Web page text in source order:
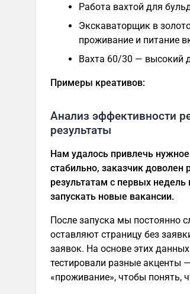
Работа вахтой для
Экскаваторщик в
проживание и питание
Вахта 60/30 — высокий
Примеры креативов:
Анализ эффективности
результаты
Нам удалось привлечь
стабильно, заказчик доволен
результатам с первых
запускать новые вакансии.
После запуска мы постоянно
оставляют страницу без
заявок. На основе этих
тестировали разные акценты
«проживание», чтобы понять,